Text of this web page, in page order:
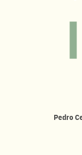
Pedro